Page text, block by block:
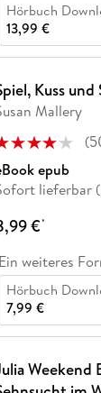
Hörbuch
13,99 €
Kuss und
Mallery
(
epub
lieferbar
€*
Ein weiteres
Hörbuch
7,99 €
Weekend